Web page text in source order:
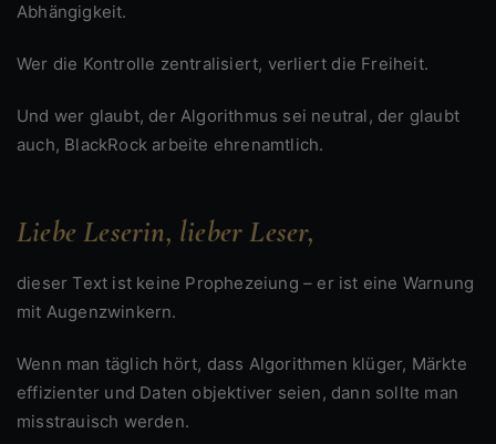
Abhängigkeit.
Wer die Kontrolle zentralisiert, verliert die Freiheit.
Und wer glaubt, der Algorithmus sei neutral, der glaubt
auch, BlackRock arbeite ehrenamtlich.
Liebe Leserin, lieber Leser,
dieser Text ist keine Prophezeiung – er ist eine Warnung
mit Augenzwinkern.
Wenn man täglich hört, dass Algorithmen klüger, Märkte
effizienter und Daten objektiver seien, dann sollte man
misstrauisch werden.